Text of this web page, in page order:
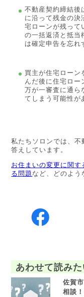
不動産契約締結後
に沿って残金の決
宅ローンが残って
の一括返済と抵当
は確定申告を忘れ
買主が住宅ローン
んだ後に住宅ロー
万が一審査に通ら
てしまう可能性が
私たちソロンでは、
答えしています。
お住まいの変更に関す
る問題 など、どのよう
あわせて読み
佐賀
相談